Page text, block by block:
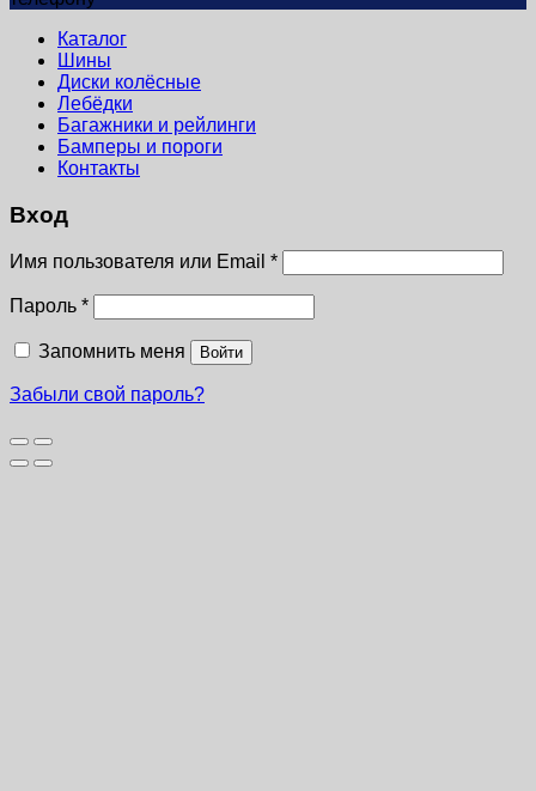
Каталог
Шины
Диски колёсные
Лебёдки
Багажники и рейлинги
Бамперы и пороги
Контакты
Вход
Имя пользователя или Email *
Пароль *
Запомнить меня Войти
Забыли свой пароль?